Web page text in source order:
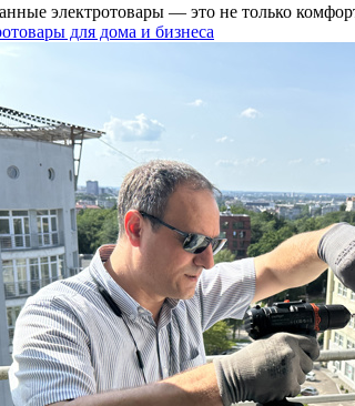
электротовары — это не только
для дома и бизнеса